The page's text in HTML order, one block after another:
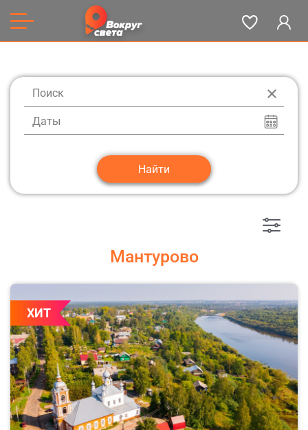
Даты
Мантурово
ХИТ